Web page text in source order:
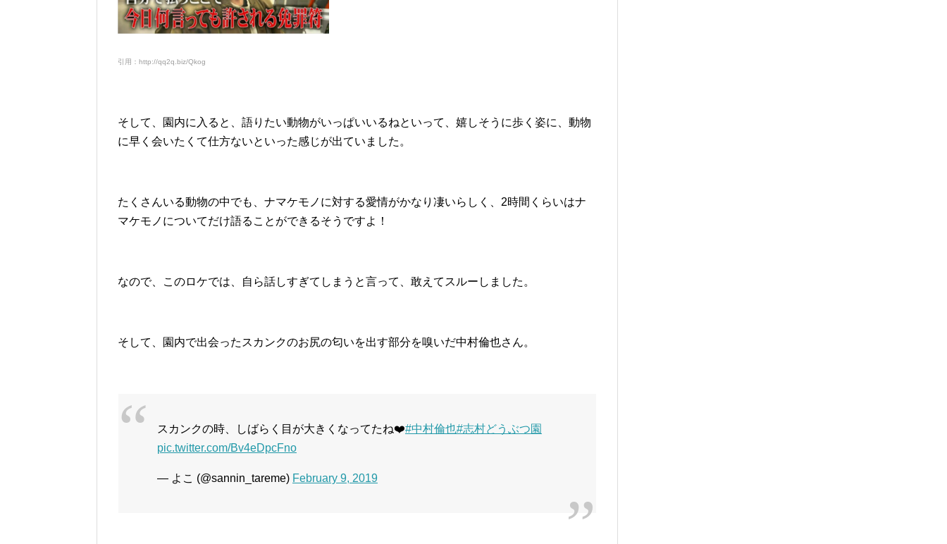
引用：http://qq2q.biz/Qkog
そして、園内に入ると、語りたい動物がいっぱいいるねといって、嬉しそうに歩く姿に、動物
に早く会いたくて仕方ないといった感じが出ていました。
たくさんいる動物の中でも、ナマケモノに対する愛情がかなり凄いらしく、2時間くらいはナ
マケモノについてだけ語ることができるそうですよ！
なので、このロケでは、自ら話しすぎてしまうと言って、敢えてスルーしました。
そして、園内で出会ったスカンクのお尻の匂いを出す部分を嗅いだ中村倫也さん。
スカンクの時、しばらく目が大きくなってたね❤️#中村倫也#志村どうぶつ園
pic.twitter.com/Bv4eDpcFno
— よこ (@sannin_tareme) February 9, 2019